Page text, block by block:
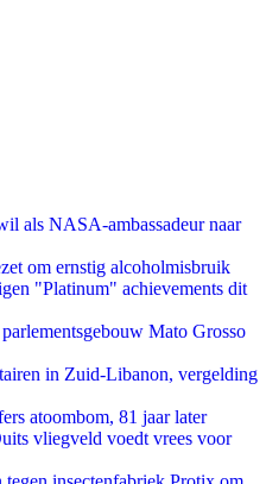
als NASA-ambassadeur naar
om ernstig alcoholmisbruik
"Platinum" achievements dit
Mato Grosso
in Zuid-Libanon, vergelding
atoombom, 81 jaar later
vliegveld voedt vrees voor